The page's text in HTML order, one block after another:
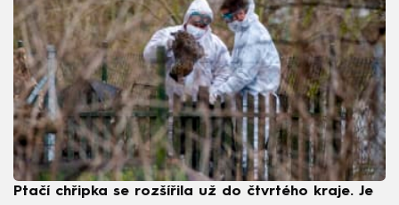
Ptačí chřipka se rozšířila už do čtvrtého kraje. Je